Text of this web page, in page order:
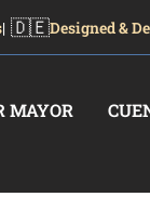
| 🇩🇪Designed &
MAYOR